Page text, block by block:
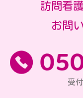
訪問看
お問
受